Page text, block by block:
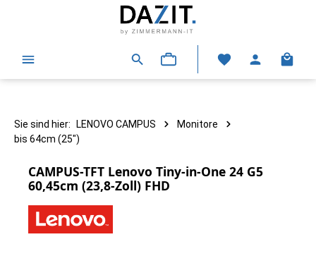
Sie sind hier: LENOVO CAMPUS
Monitore
bis 64cm (25")
CAMPUS-TFT Lenovo Tiny-in-One 24 G5
60,45cm (23,8-Zoll) FHD